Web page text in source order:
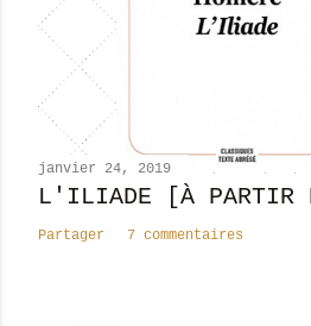
c
m
n
t
i
janvier 24, 2019
L'ILIADE [À PARTIR
Partager 7 commentaires